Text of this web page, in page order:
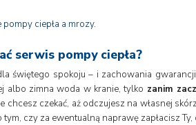
pompy ciepła a mrozy.
serwis pompy ciepła?
świętego spokoju – i zachowania
albo zimna woda w kranie, tylko zanim
chcesz czekać, aż odczujesz na własnej
czy za ewentualną naprawę zapłacisz